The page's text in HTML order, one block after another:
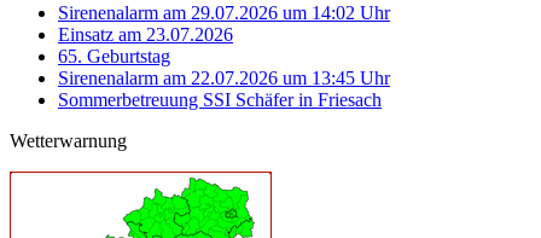
Sirenenalarm am 29.07.2026 um 14:02 Uhr
Einsatz am 23.07.2026
65. Geburtstag
Sirenenalarm am 22.07.2026 um 13:45 Uhr
Sommerbetreuung SSI Schäfer in Friesach
Wetterwarnung